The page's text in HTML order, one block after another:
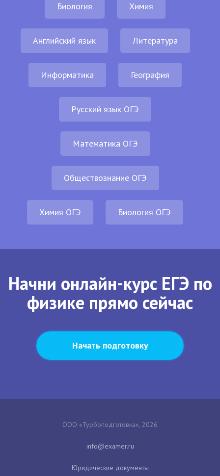
Биология Химия
Английский язык Литература
Информатика География
Русский язык ОГЭ
Математика ОГЭ
Обществознание ОГЭ
Химия ОГЭ Биология ОГЭ
Начни онлайн-курс ЕГЭ по
физике прямо сейчас
Начать подготовку
ООО «Турбоподготовка», 2026
Юридические документы